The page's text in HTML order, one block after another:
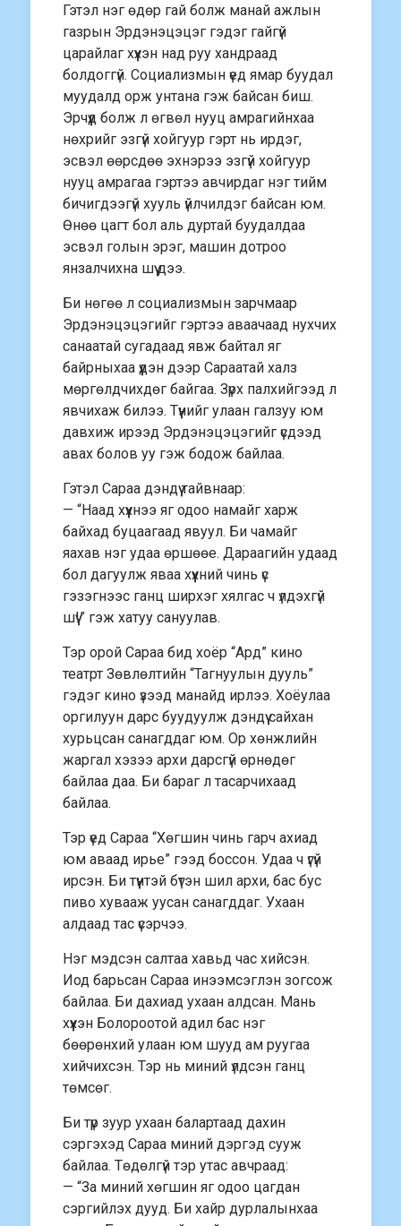
Гэтэл нэг өдөр гай болж манай ажлын
газрын Эрдэнэцэцэг гэдэг гайгүй
царайлаг хүүхэн над руу хандраад
болдоггүй. Социализмын үед ямар буудал
муудалд орж унтана гэж байсан биш.
Эрчүүд болж л өгвөл нууц амрагийнхаа
нөхрийг эзгүй хойгуур гэрт нь ирдэг,
эсвэл өөрсдөө эхнэрээ эзгүй хойгуур
нууц амрагаа гэртээ авчирдаг нэг тийм
бичигдээгүй хууль үйлчилдэг байсан юм.
Өнөө цагт бол аль дуртай буудалдаа
эсвэл голын эрэг, машин дотроо
янзалчихна шүү дээ.
Би нөгөө л социализмын зарчмаар
Эрдэнэцэцэгийг гэртээ аваачаад нухчих
санаатай сугадаад явж байтал яг
байрныхаа үүдэн дээр Сараатай халз
мөргөлдчихдөг байгаа. Зүрх палхийгээд л
явчихаж билээ. Түүнийг улаан галзуу юм
давхиж ирээд Эрдэнэцэцэгийг үсдээд
авах болов уу гэж бодож байлаа.
Гэтэл Сараа дэндүү тайвнаар:
— “Наад хүүхнээ яг одоо намайг харж
байхад буцаагаад явуул. Би чамайг
яахав нэг удаа өршөөе. Дараагийн удаад
бол дагуулж яваа хүүхний чинь үс
гэзэгнээс ганц ширхэг хялгас ч үлдэхгүй
шүү!” гэж хатуу сануулав.
Тэр орой Сараа бид хоёр “Ард” кино
театрт Зөвлөлтийн “Тагнуулын дууль”
гэдэг кино үзээд манайд ирлээ. Хоёулаа
оргилуун дарс буудуулж дэндүү сайхан
хурьцсан санагддаг юм. Ор хөнжлийн
жаргал хэзээ архи дарсгүй өрнөдөг
байлаа даа. Би бараг л тасарчихаад
байлаа.
Тэр үед Сараа “Хөгшин чинь гарч ахиад
юм аваад ирье” гээд боссон. Удаа ч үгүй
ирсэн. Би түүнтэй бүтэн шил архи, бас бус
пиво хувааж уусан санагддаг. Ухаан
алдаад тас үсэрчээ.
Нэг мэдсэн салтаа хавьд час хийсэн.
Иод барьсан Сараа инээмсэглэн зогсож
байлаа. Би дахиад ухаан алдсан. Мань
хүүхэн Болороотой адил бас нэг
бөөрөнхий улаан юм шууд ам руугаа
хийчихсэн. Тэр нь миний үлдсэн ганц
төмсөг.
Би түр зуур ухаан балартаад дахин
сэргэхэд Сараа миний дэргэд сууж
байлаа. Төдөлгүй тэр утас авчраад:
— “За миний хөгшин яг одоо цагдан
сэргийлэх дууд. Би хайр дурлалынхаа